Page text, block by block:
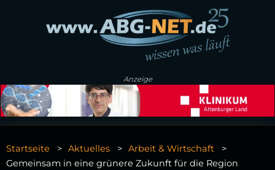
Anzeige
Startseite Aktuelles
Arbeit & Wirtschaft
Gemeinsam in eine grünere Zukunft für die Region